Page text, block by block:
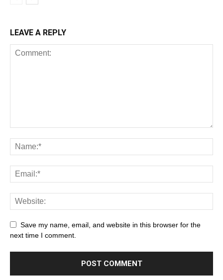
LEAVE A REPLY
Save my name, email, and website in this browser for the
next time I comment.